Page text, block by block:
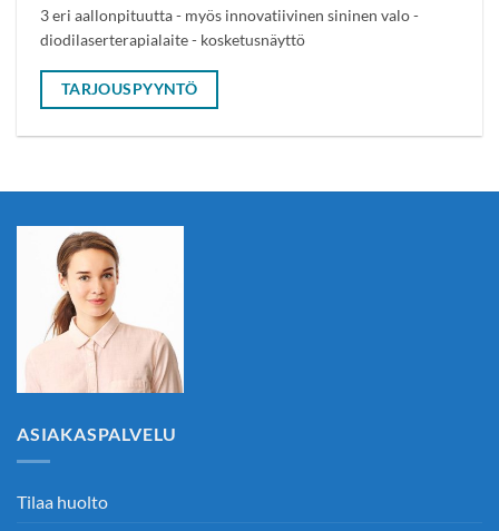
3 eri aallonpituutta - myös innovatiivinen sininen valo -
diodilaserterapialaite - kosketusnäyttö
TARJOUSPYYNTÖ
ASIAKASPALVELU
Tilaa huolto